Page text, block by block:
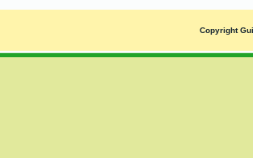
Copyright